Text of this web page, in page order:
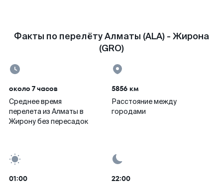
Факты по перелёту Алматы (ALA) - Жирона
(GRO)
около 7 часов
Среднее время
перелета из Алматы в
Жирону без пересадок
5856 км
Расстояние между
городами
01:00 22:00